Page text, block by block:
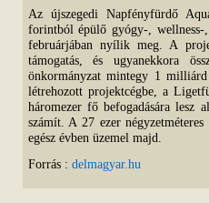
Az újszegedi Napfényfürdő
forintból épülő gyógy-, wellness-
februárjában nyílik meg. A
támogatás, és ugyanekkora
önkormányzat mintegy 1
létrehozott projektcégbe, a
háromezer fő befogadására lesz
számít. A 27 ezer
egész évben üzemel majd.
Forrás : delmagyar.hu